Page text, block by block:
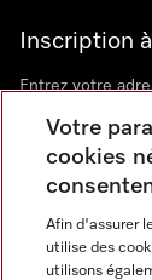
Inscription
Contact
Langue
Votre
cookies
Afin d'assurer
utilise des
utilisons